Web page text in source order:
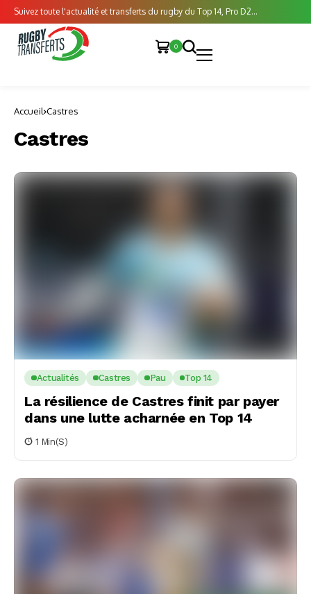
Suivez toute l'actualité et transferts du rugby du Top 14, Pro D2...
0
Accueil Castres
Castres
Actualités Castres Pau Top 14
La résilience de Castres finit par payer
dans une lutte acharnée en Top 14
1 Min(s)